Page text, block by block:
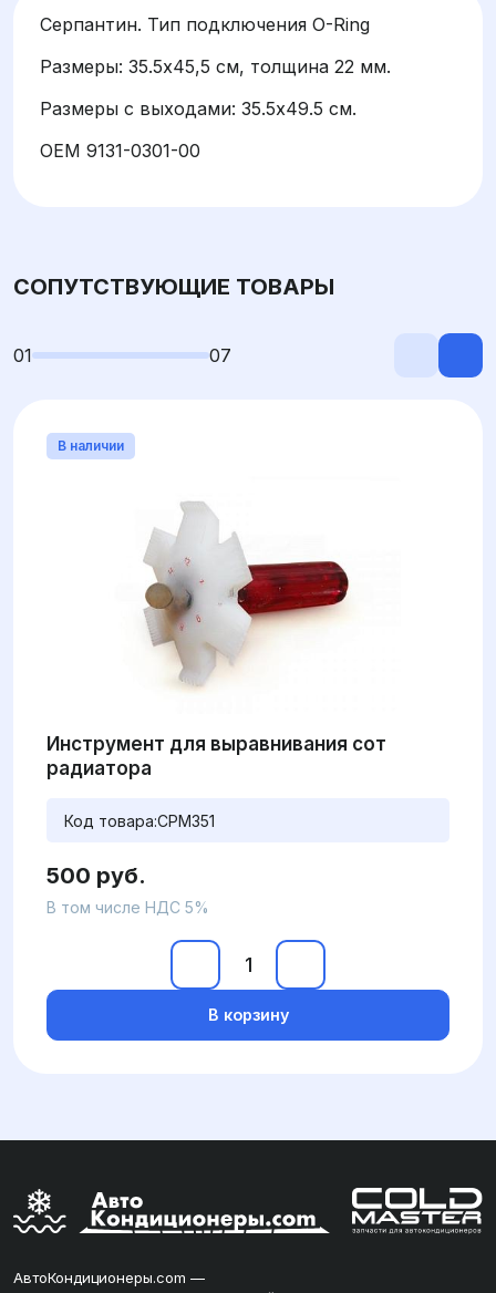
Серпантин. Тип подключения O-Ring
Размеры: 35.5х45,5 см, толщина 22 мм.
Размеры с выходами: 35.5х49.5 см.
OEM 9131-0301-00
СОПУТСТВУЮЩИЕ ТОВАРЫ
01 07
В наличии
Инструмент для выравнивания сот
радиатора
Код товара:CPM351
500 руб.
В том числе НДС 5%
В корзину
АвтоКондиционеры.com —